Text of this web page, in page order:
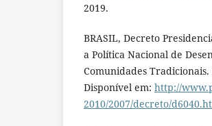
2019.
BRASIL, Decreto
a Política Nacional de
Comunidades
Disponível em: http://
2010/2007/decreto/